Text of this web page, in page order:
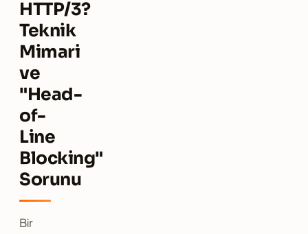
HTTP/3?
Teknik
Mimari
ve
"Head-
of-
Line
Blocking"
Sorunu
Bir